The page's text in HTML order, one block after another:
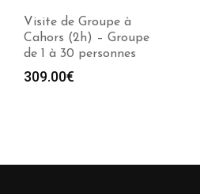
Visite de Groupe à
Cahors (2h) – Groupe
de 1 à 30 personnes
309.00€